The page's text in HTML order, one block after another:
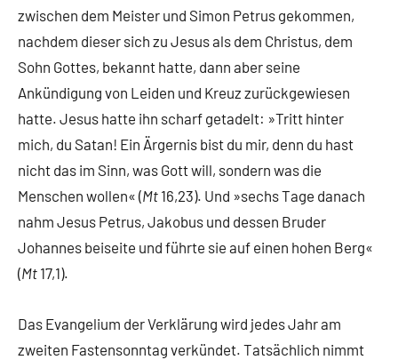
zwischen dem Meister und Simon Petrus gekommen,
nachdem dieser sich zu Jesus als dem Christus, dem
Sohn Gottes, bekannt hatte, dann aber seine
Ankündigung von Leiden und Kreuz zurückgewiesen
hatte. Jesus hatte ihn scharf getadelt: »Tritt hinter
mich, du Satan! Ein Ärgernis bist du mir, denn du hast
nicht das im Sinn, was Gott will, sondern was die
Menschen wollen« (Mt 16,23). Und »sechs Tage danach
nahm Jesus Petrus, Jakobus und dessen Bruder
Johannes beiseite und führte sie auf einen hohen Berg«
(Mt 17,1).
Das Evangelium der Verklärung wird jedes Jahr am
zweiten Fastensonntag verkündet. Tatsächlich nimmt